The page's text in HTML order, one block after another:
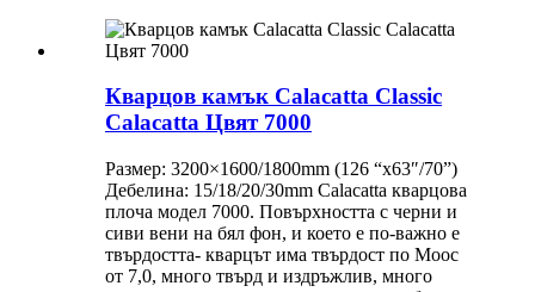
Кварцов камък Calacatta Classic
Calacatta Цвят 7000
Размер: 3200×1600/1800mm (126 “x63″/70”)
Дебелина: 15/18/20/30mm Calacatta кварцова
плоча модел 7000. Повърхността с черни и
сиви вени на бял фон, и което е по-важно е
твърдостта- кварцът има твърдост по Моос
от 7,0, много твърд и издръжлив, много